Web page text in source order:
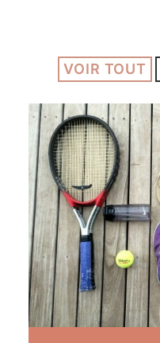
VOIR TOUT